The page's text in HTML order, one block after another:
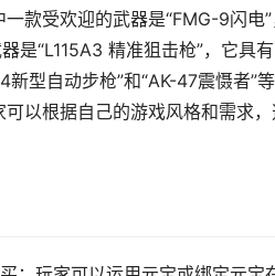
款受欢迎的武器是“FMG-9闪电”
是“L115A3 精准狙击枪”，它具
型自动步枪”和“AK-47震慑者”
以根据自己的游戏风格和需求